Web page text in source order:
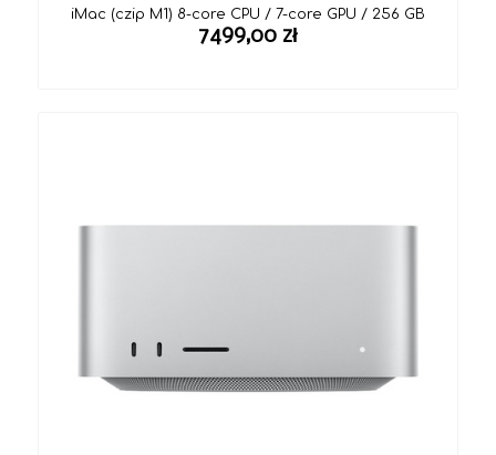
iMac (czip M1) 8-core CPU / 7-core GPU / 256 GB
7499,00 zł